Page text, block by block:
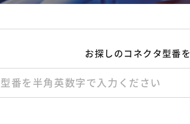
フラットケーブル 圧接加工
ユニット品組立
お探しのコネクタ型番を